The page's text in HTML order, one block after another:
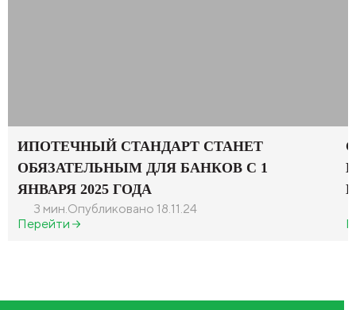
ИПОТЕЧНЫЙ СТАНДАРТ СТАНЕТ
ОБЯЗАТЕЛЬНЫМ ДЛЯ БАНКОВ С 1
ЯНВАРЯ 2025 ГОДА
3 мин. Опубликовано 18.11.24
Перейти